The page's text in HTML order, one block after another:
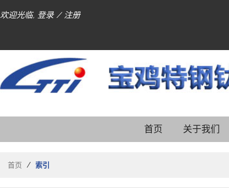
欢迎光临, 登录 / 注册
首页 关于我们
首页 / 索引